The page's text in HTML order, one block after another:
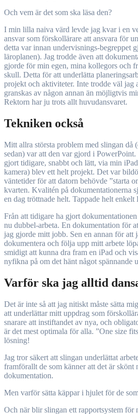
Och vem är det som ska läsa den?
I min lilla naiva värd levde jag kvar i en
ansvar som förskollärare att ansvara för
detta var innan undervisnings-begreppet
läroplanen). Jag trodde även att
gjorde för min egen, mina kollegors och
skull. Detta för att underlätta
projekt och aktiviteter. Inte trodde väl jag
granskas av någon annan än möjligtvis
Rektorn har ju trots allt huvudansvaret.
Tekniken också
Mitt allra största problem med slingan då
sedan) var att den var gjord i
gjort tidigare, snabbt och lätt, via min
kamera) blev ett helt projekt. Det var
väntetider för att datorn behövde ”starta
kvarten. Kvalitén på dokumentationerna
en dag tröttnade helt. Tappade helt enkelt
Från att tidigare ha gjort
nu dubbel-arbeta. En dokumentation för
jag gjorde mitt jobb. Sen en annan för att
dokumentera och följa upp mitt arbete
smidigt att kunna dra fram en iPad och
nyfikna på om det hänt något spännande
Varför ska jag alltid
Det är inte så att jag nitiskt måste sätta
att underlättar mitt uppdrag som
snarare att instiftandet av nya, och
är det mest optimala för alla. ”One size
lösning!
Jag tror säkert att slingan underlättat
framförallt de som känner att det är skönt
dokumentation.
Men varför sätta käppar i hjulet för de
Och när blir slingan ett rapportsystem för